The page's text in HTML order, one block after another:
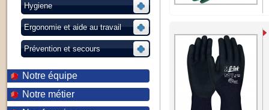
Hygiene
Ergonomie et aide au travail
Prévention et secours
Notre équipe
Notre métier